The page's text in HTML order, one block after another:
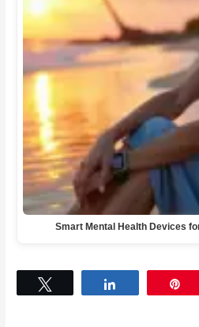
Smart Mental Health Devices